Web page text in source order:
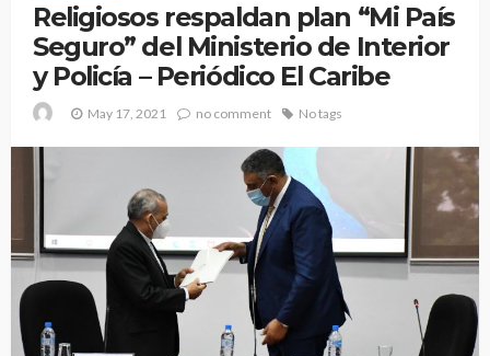
Religiosos respaldan plan “Mi País
Seguro” del Ministerio de Interior
y Policía – Periódico El Caribe
May 17, 2021 no comment No tags